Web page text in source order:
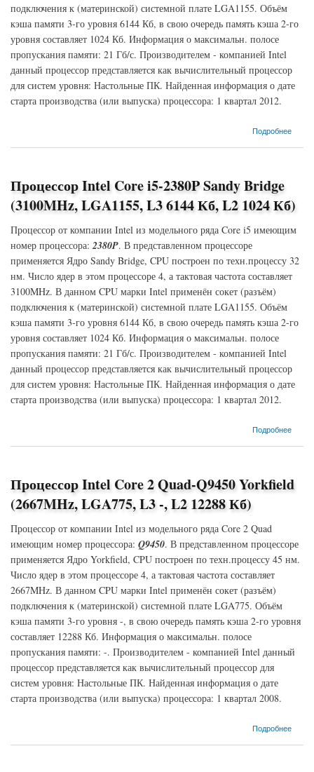
подключения к (материнской) системной плате LGA1155. Объём
кэша памяти 3-го уровня 6144 Кб, в свою очередь память кэша 2-го
уровня составляет 1024 Кб. Информация о максимальн. полосе
пропускания памяти: 21 Гб/с. Производителем - компанией Intel
данный процессор представляется как вычислительный процессор
для систем уровня: Настольные ПК. Найденная информация о дате
старта производства (или выпуска) процессора: 1 квартал 2012.
Подробнее
о Процессор Intel Core i5-2450P Sandy Bridge (3200MHz, LGA1155, L3 6144 Кб, L2 1024
Процессор Intel Core i5-2380P Sandy Bridge
(3100MHz, LGA1155, L3 6144 Кб, L2 1024 Кб)
Процессор от компании Intel из модельного ряда Core i5 имеющим
номер процессора:2380P. В представленном процессоре
применяется Ядро Sandy Bridge, CPU построен по техн.процессу 32
нм. Число ядер в этом процессоре 4, а тактовая частота составляет
3100MHz. В данном CPU марки Intel применён сокет (разъём)
подключения к (материнской) системной плате LGA1155. Объём
кэша памяти 3-го уровня 6144 Кб, в свою очередь память кэша 2-го
уровня составляет 1024 Кб. Информация о максимальн. полосе
пропускания памяти: 21 Гб/с. Производителем - компанией Intel
данный процессор представляется как вычислительный процессор
для систем уровня: Настольные ПК. Найденная информация о дате
старта производства (или выпуска) процессора: 1 квартал 2012.
Подробнее
о Процессор Intel Core i5-2380P Sandy Bridge (3100MHz, LGA1155, L3 6144 Кб, L2 1024
Процессор Intel Core 2 Quad-Q9450 Yorkfield
(2667MHz, LGA775, L3 -, L2 12288 Кб)
Процессор от компании Intel из модельного ряда Core 2 Quad
имеющим номер процессора: Q9450. В представленном процессоре
применяется Ядро Yorkfield, CPU построен по техн.процессу 45 нм.
Число ядер в этом процессоре 4, а тактовая частота составляет
2667MHz. В данном CPU марки Intel применён сокет (разъём)
подключения к (материнской) системной плате LGA775. Объём
кэша памяти 3-го уровня -, в свою очередь память кэша 2-го уровня
составляет 12288 Кб. Информация о максимальн. полосе
пропускания памяти: -. Производителем - компанией Intel данный
процессор представляется как вычислительный процессор для
систем уровня: Настольные ПК. Найденная информация о дате
старта производства (или выпуска) процессора: 1 квартал 2008.
Подробнее
о Процессор Intel Core 2 Quad-Q9450 Yorkfield (2667MHz, LGA775, L3 -, L2 12288 Кб)